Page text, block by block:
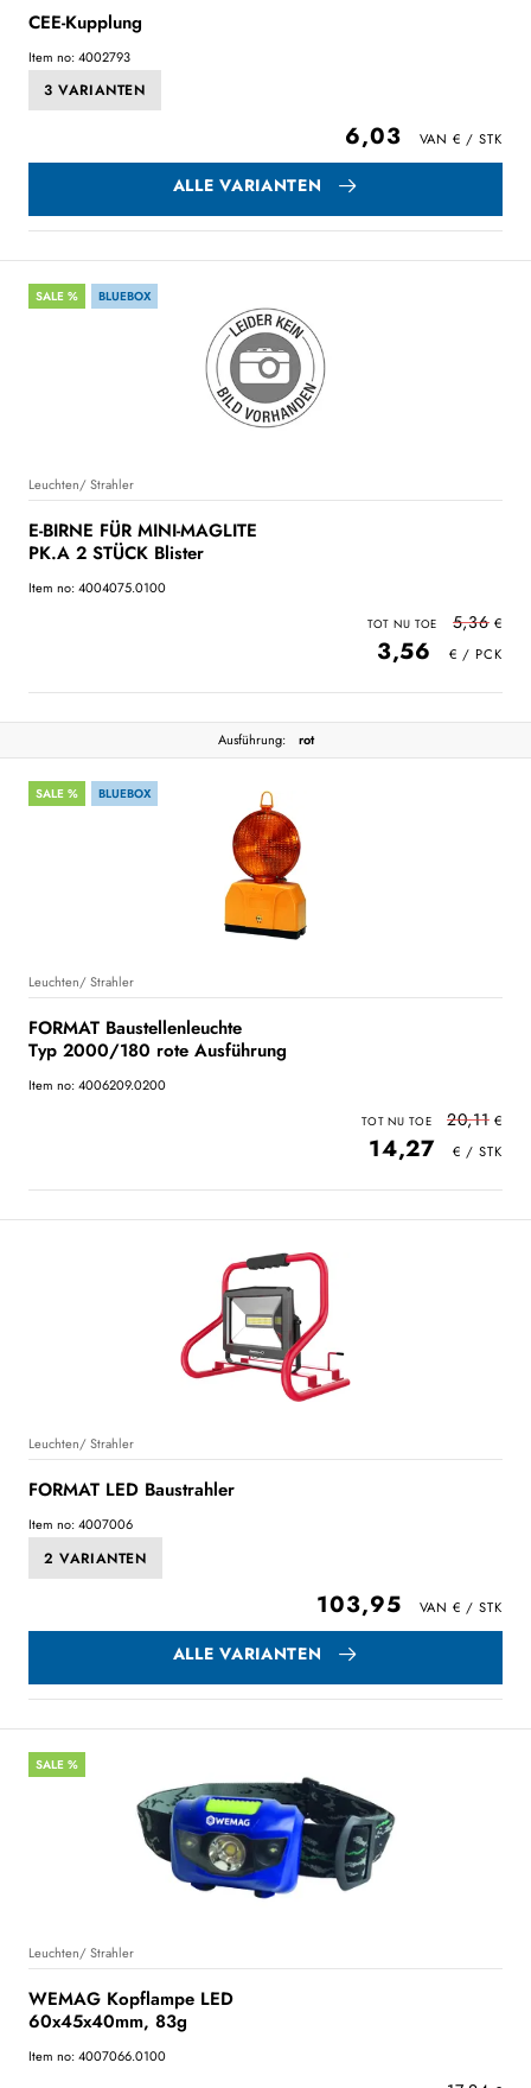
CEE-Kupplung
Item no: 4002793
3 VARIANTEN
6,03
ALLE VARIANTEN
SALE % BLUEBOX
Leuchten/ Strahler
E-BIRNE FÜR MINI-MAGLITE
PK.A 2 STÜCK Blister
Item no: 4004075.0100
5,36
3,56
Ausführung: rot
SALE % BLUEBOX
Leuchten/ Strahler
FORMAT Baustellenleuchte
Typ 2000/180 rote Ausführung
Item no: 4006209.0200
20,11
14,27
Leuchten/ Strahler
FORMAT LED Baustrahler
Item no: 4007006
2 VARIANTEN
103,95
ALLE VARIANTEN
SALE %
Leuchten/ Strahler
WEMAG Kopflampe LED
60x45x40mm, 83g
Item no: 4007066.0100